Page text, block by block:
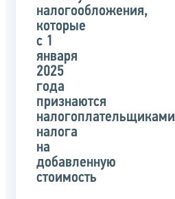
налогообложения,
которые
с 1
января
2025
года
признаются
налогоплательщиками
налога
на
добавленную
стоимость